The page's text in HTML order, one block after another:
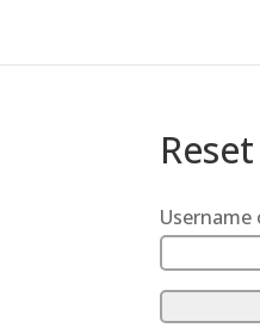
Username